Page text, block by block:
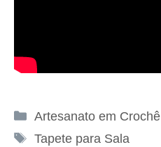
Categorias
Artesanato em Crochê
Tags
Tapete para Sala